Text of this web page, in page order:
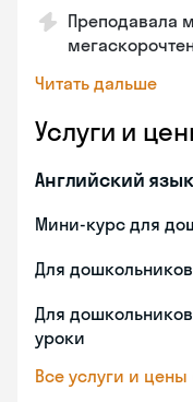
Преподавала
Читать дальше
Услуги и
Английский язык
Мини-курс для
Для дошкольников
Для
уроки
Все услуги и цены